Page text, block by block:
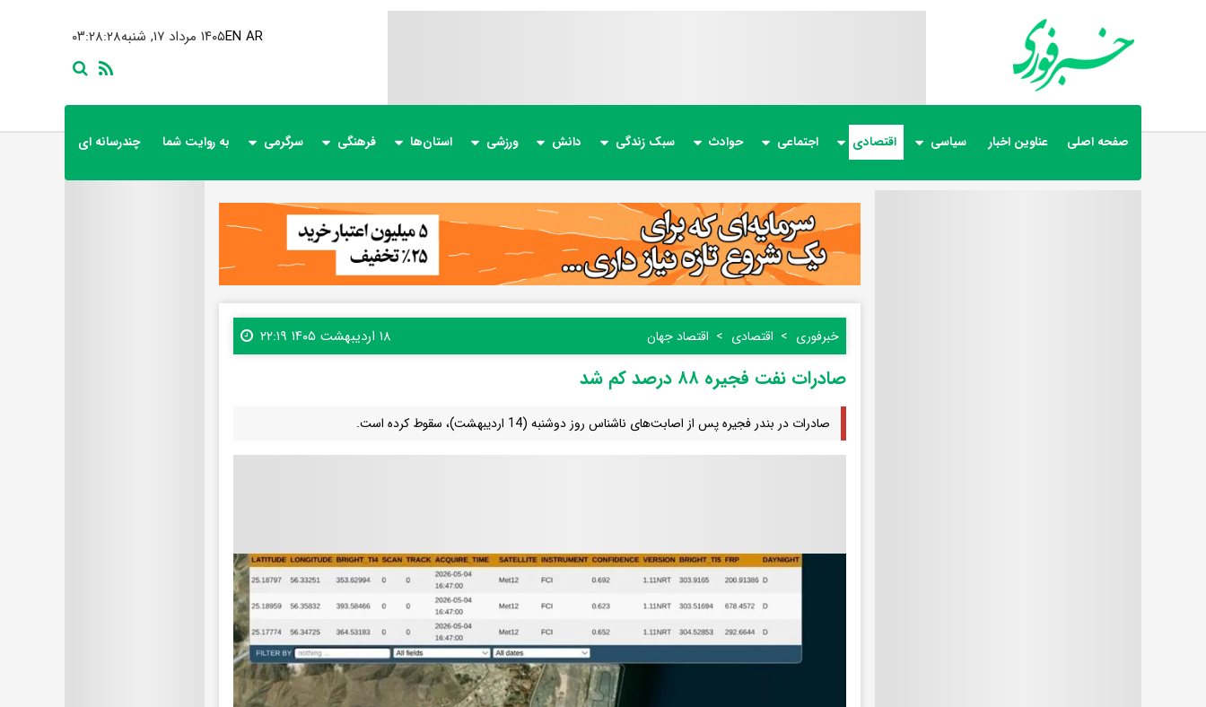
۰۳:۲۸:۲۸ ۱۴۰۵ مرداد ۱۷, شنبهEN AR
صفحه اصلی عناوین اخبار سیاسی اقتصادی اجتماعی حوادث سبک زندگی دانش ورزشی استان‌ها فرهنگی سرگرمی به روایت شما چندرسانه ای
خبرفوری اقتصادی اقتصاد جهان ۱۸ اردیبهشت ۱۴۰۵ ۲۲:۱۹
صادرات نفت فجیره ۸۸ درصد کم شد
صادرات در بندر فجیره پس از اصابت‌های ناشناس روز دوشنبه (14 اردیبهشت)، سقوط کرده است.